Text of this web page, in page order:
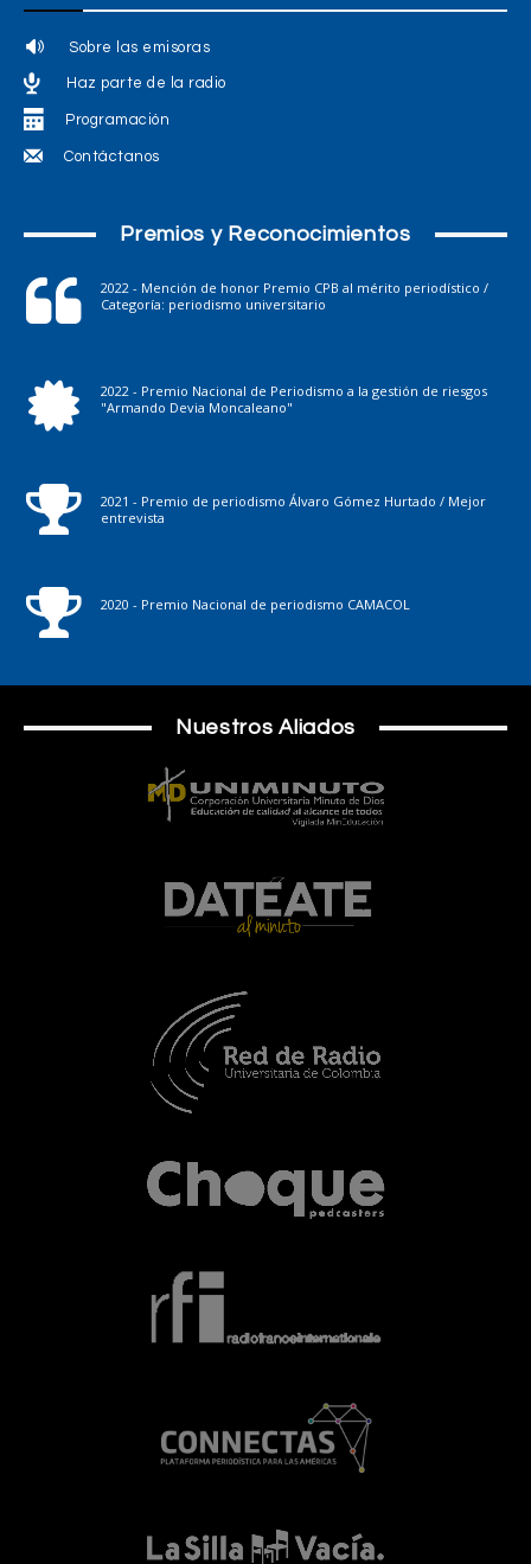
Sobre las emisoras
Haz parte de la radio
Programación
Contáctanos
Premios y Reconocimientos
2022 - Mención de honor Premio CPB al mérito periodístico /
Categoría: periodismo universitario
2022 - Premio Nacional de Periodismo a la gestión de riesgos
"Armando Devia Moncaleano"
2021 - Premio de periodismo Álvaro Gómez Hurtado / Mejor
entrevista
2020 - Premio Nacional de periodismo CAMACOL
Nuestros Aliados